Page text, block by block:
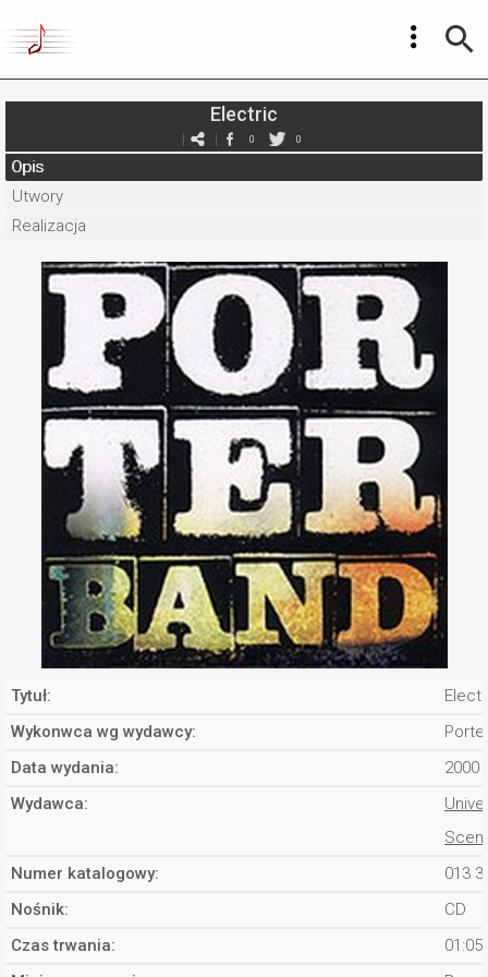
Electric
0 0
Opis
Utwory
Realizacja
Tytuł:
Wykonwca wg wydawcy:
Data wydania:
2000
Wydawca:
Numer katalogowy:
013
Nośnik:
CD
Czas trwania: